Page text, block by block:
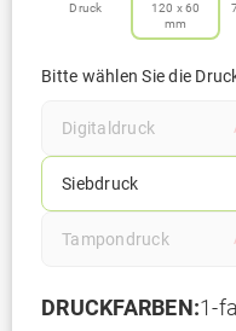
Druck
120 x 60
mm
Bitte wählen Sie die
Digitaldruck
Siebdruck
Tampondruck
DRUCKFARBEN:1-